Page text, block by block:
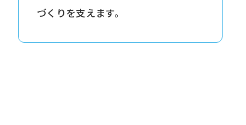
づくりを支えます。